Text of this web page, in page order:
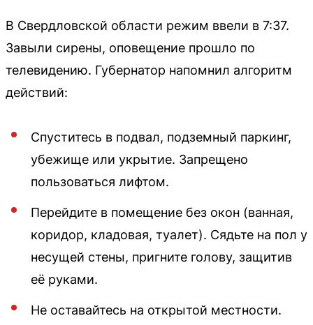
В Свердловской области режим ввели в 7:37.
Завыли сирены, оповещение прошло по
телевидению. Губернатор напомнил алгоритм
действий:
Спуститесь в подвал, подземный паркинг,
убежище или укрытие. Запрещено
пользоваться лифтом.
Перейдите в помещение без окон (ванная,
коридор, кладовая, туалет). Сядьте на пол у
несущей стены, пригните голову, защитив
её руками.
Не оставайтесь на открытой местности.